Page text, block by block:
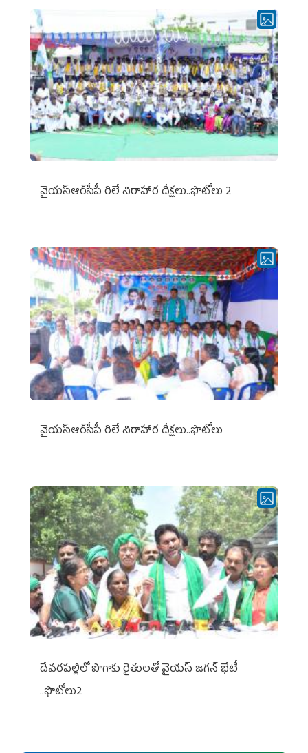
వైయ‌స్ఆర్‌సీపీ రిలే నిరాహార దీక్షలు..ఫొటోలు 2
వైయ‌స్ఆర్‌సీపీ రిలే నిరాహార దీక్షలు..ఫొటోలు
దేవరపల్లిలో పొగాకు రైతులతో వైయస్ జగన్ భేటీ
..ఫొటోలు2